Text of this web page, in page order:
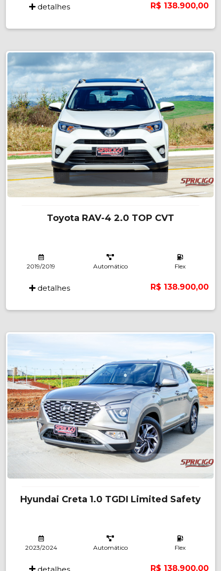
detalhes R$ 138.900,00
Toyota RAV-4 2.0 TOP CVT
2019/2019 Automático Flex
detalhes R$ 138.900,00
Hyundai Creta 1.0 TGDI Limited Safety
2023/2024 Automático Flex
detalhes R$ 138.900,00